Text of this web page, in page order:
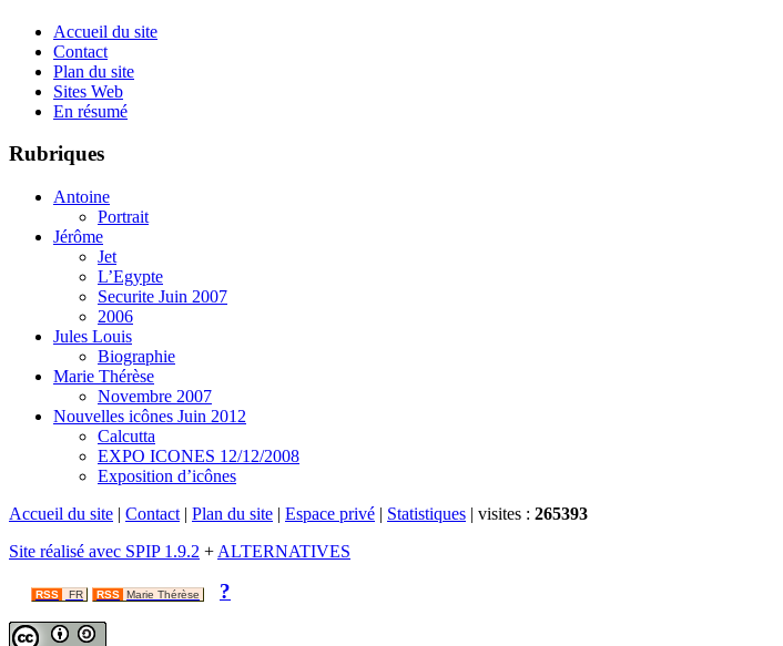
Accueil du site
Contact
Plan du site
Sites Web
En résumé
Rubriques
Antoine
Portrait
Jérôme
Jet
L’Egypte
Securite Juin 2007
2006
Jules Louis
Biographie
Marie Thérèse
Novembre 2007
Nouvelles icônes Juin 2012
Calcutta
EXPO ICONES 12/12/2008
Exposition d’icônes
Accueil du site | Contact | Plan du site | Espace privé | Statistiques | visites : 265393
Site réalisé avec SPIP 1.9.2 + ALTERNATIVES
RSS FR RSS Marie Thérèse ?